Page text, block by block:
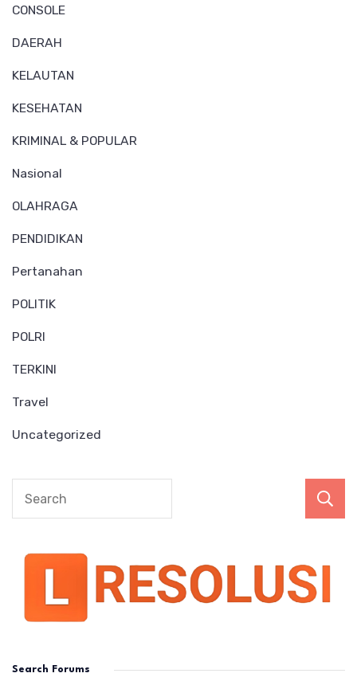
CONSOLE
DAERAH
KELAUTAN
KESEHATAN
KRIMINAL & POPULAR
Nasional
OLAHRAGA
PENDIDIKAN
Pertanahan
POLITIK
POLRI
TERKINI
Travel
Uncategorized
Search Forums